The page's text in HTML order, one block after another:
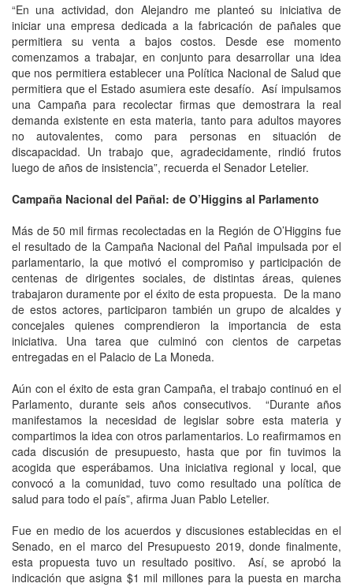
“En una actividad, don Alejandro me planteó su iniciativa de
iniciar una empresa dedicada a la fabricación de pañales que
permitiera su venta a bajos costos. Desde ese momento
comenzamos a trabajar, en conjunto para desarrollar una idea
que nos permitiera establecer una Política Nacional de Salud que
permitiera que el Estado asumiera este desafío. Así impulsamos
una Campaña para recolectar firmas que demostrara la real
demanda existente en esta materia, tanto para adultos mayores
no autovalentes, como para personas en situación de
discapacidad. Un trabajo que, agradecidamente, rindió frutos
luego de años de insistencia”, recuerda el Senador Letelier.
Campaña Nacional del Pañal: de O’Higgins al Parlamento
Más de 50 mil firmas recolectadas en la Región de O’Higgins fue
el resultado de la Campaña Nacional del Pañal impulsada por el
parlamentario, la que motivó el compromiso y participación de
centenas de dirigentes sociales, de distintas áreas, quienes
trabajaron duramente por el éxito de esta propuesta. De la mano
de estos actores, participaron también un grupo de alcaldes y
concejales quienes comprendieron la importancia de esta
iniciativa. Una tarea que culminó con cientos de carpetas
entregadas en el Palacio de La Moneda.
Aún con el éxito de esta gran Campaña, el trabajo continuó en el
Parlamento, durante seis años consecutivos. “Durante años
manifestamos la necesidad de legislar sobre esta materia y
compartimos la idea con otros parlamentarios. Lo reafirmamos en
cada discusión de presupuesto, hasta que por fin tuvimos la
acogida que esperábamos. Una iniciativa regional y local, que
convocó a la comunidad, tuvo como resultado una política de
salud para todo el país”, afirma Juan Pablo Letelier.
Fue en medio de los acuerdos y discusiones establecidas en el
Senado, en el marco del Presupuesto 2019, donde finalmente,
esta propuesta tuvo un resultado positivo. Así, se aprobó la
indicación que asigna $1 mil millones para la puesta en marcha